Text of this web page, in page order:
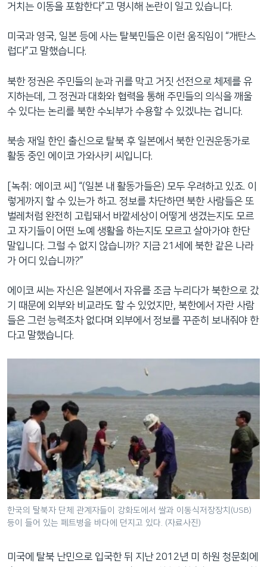
거치는 이동을 포함한다”고 명시해 논란이 일고 있습니다.
미국과 영국, 일본 등에 사는 탈북민들은 이런 움직임이 “개탄스
럽다”고 말했습니다.
북한 정권은 주민들의 눈과 귀를 막고 거짓 선전으로 체제를 유
지하는데, 그 정권과 대화와 협력을 통해 주민들의 의식을 깨울
수 있다는 논리를 북한 수뇌부가 수용할 수 있겠냐는 겁니다.
북송 재일 한인 출신으로 탈북 후 일본에서 북한 인권운동가로
활동 중인 에이코 가와사키 씨입니다.
[녹취: 에이코 씨] “(일본 내 활동가들은) 모두 우려하고 있죠. 이
렇게까지 할 수 있는가 하고. 정보를 차단하면 북한 사람들은 또
벌레처럼 완전히 고립돼서 바깥세상이 어떻게 생겼는지도 모르
고 자기들이 어떤 노예 생활을 하는지도 모르고 살아가야 한단
말입니다. 그럴 수 없지 않습니까? 지금 21세에 북한 같은 나라
가 어디 있습니까?”
에이코 씨는 자신은 일본에서 자유를 조금 누리다가 북한으로 갔
기 때문에 외부와 비교라도 할 수 있었지만, 북한에서 자란 사람
들은 그런 능력조차 없다며 외부에서 정보를 꾸준히 보내줘야 한
다고 말했습니다.
한국의 탈북자 단체 관계자들이 강화도에서 쌀과 이동식저장장치(USB)
등이 들어 있는 페트병을 바다에 던지고 있다. (자료사진)
미국에 탈북 난민으로 입국한 뒤 지난 2012년 미 하원 청문회에